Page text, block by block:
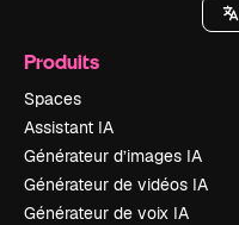
Produits
Spaces
Assistant IA
Générateur d’images IA
Générateur de vidéos IA
Générateur de voix IA